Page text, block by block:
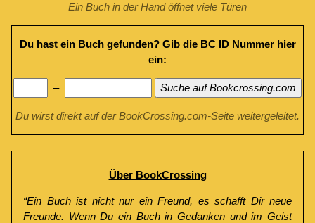
Ein Buch in der Hand öffnet viele Türen
Du hast ein Buch gefunden? Gib die BC ID Nummer hier
ein:
– Suche auf Bookcrossing.com
Du wirst direkt auf der BookCrossing.com-Seite weitergeleitet.
Über BookCrossing
“Ein Buch ist nicht nur ein Freund, es schafft Dir neue
Freunde. Wenn Du ein Buch in Gedanken und im Geist